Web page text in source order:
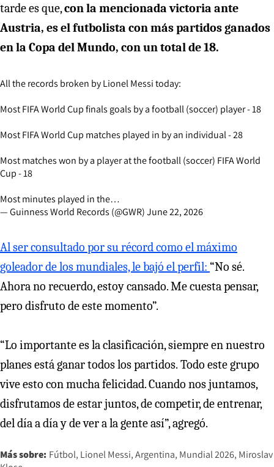
tarde es que,con la mencionada victoria ante
Austria, es el futbolista con más partidos ganados
en la Copa del Mundo, con un total de 18.
All the records broken by Lionel Messi today:
Most FIFA World Cup finals goals by a football (soccer) player - 18
Most FIFA World Cup matches played in by an individual - 28
Most matches won by a player at the football (soccer) FIFA World
Cup - 18
Most minutes played in the…
— Guinness World Records (@GWR)June 22, 2026
Al ser consultado por su récord como el máximo
goleador de los mundiales, le bajó el perfil: “No sé.
Ahora no recuerdo, estoy cansado. Me cuesta pensar,
pero disfruto de este momento”.
“Lo importante es la clasificación, siempre en nuestro
planes está ganar todos los partidos. Todo este grupo
vive esto con mucha felicidad. Cuando nos juntamos,
disfrutamos de estar juntos, de competir, de entrenar,
del día a día y de ver a la gente así”, agregó.
Más sobre: Fútbol Lionel Messi Argentina Mundial 2026 Miroslav